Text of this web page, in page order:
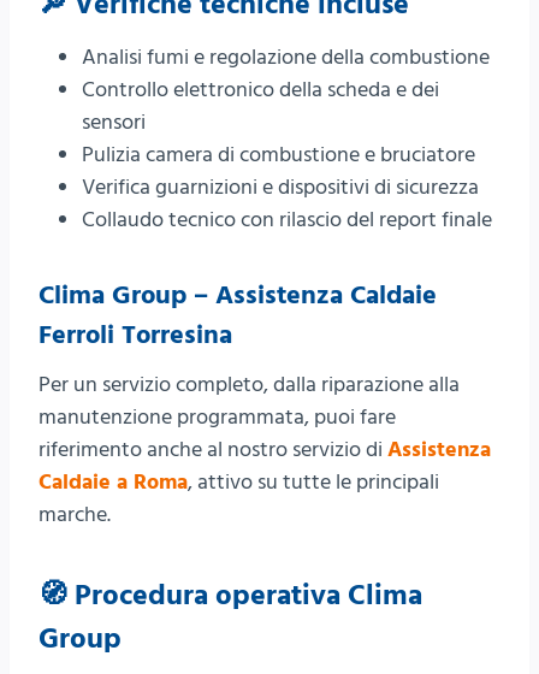
Analisi fumi e regolazione della combustione
Controllo elettronico della scheda e dei
sensori
Pulizia camera di combustione e bruciatore
Verifica guarnizioni e dispositivi di sicurezza
Collaudo tecnico con rilascio del report finale
Clima Group – Assistenza Caldaie
Ferroli Torresina
Per un servizio completo, dalla riparazione alla
manutenzione programmata, puoi fare
riferimento anche al nostro servizio di Assistenza
Caldaie a Roma, attivo su tutte le principali
marche.
🧭 Procedura operativa Clima
Group